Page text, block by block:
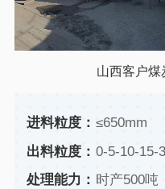
山西客户煤
进料粒度： ≤650mm
出料粒度： 0-5-10-15-
处理能力： 时产500吨